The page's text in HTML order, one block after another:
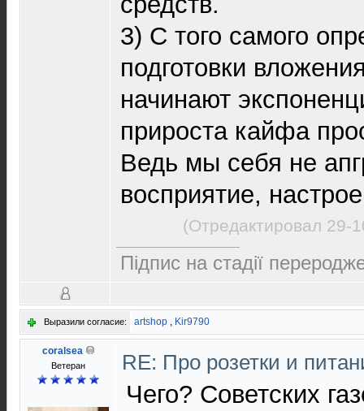
3) С того самого
подготовки
начинают
прироста кайфа
Ведь мы себя не
восприятие,
(Отредактировал 29-
Підпис на стадії
Выразили согласие: artshop , Kir9790
coralsea
Ветеран RE: Про розетки и
Чего? Советских